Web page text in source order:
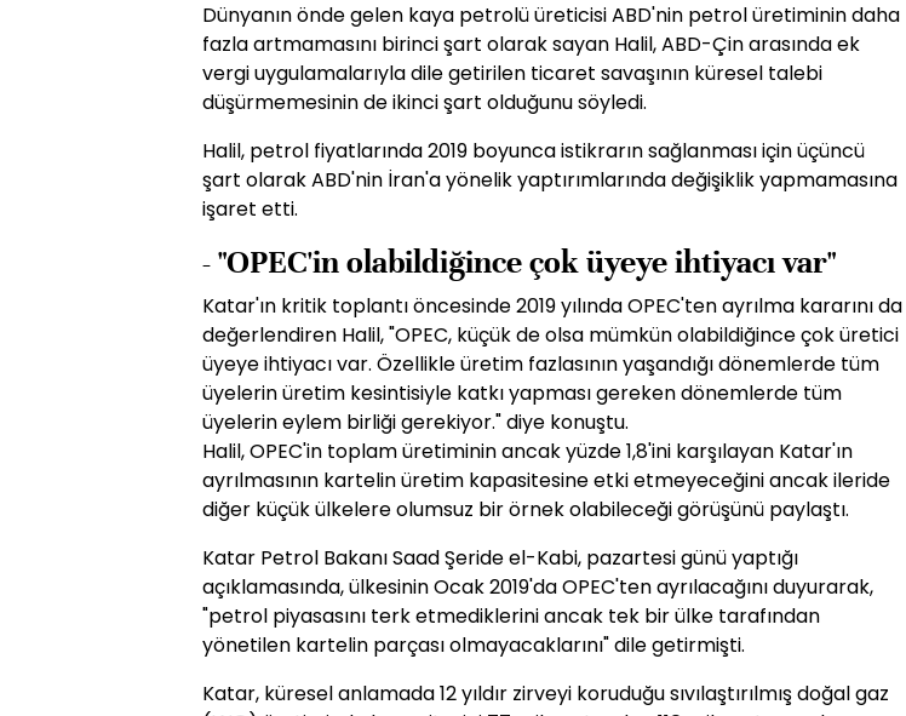
Dünyanın önde gelen kaya petrolü üreticisi ABD'nin petrol üretiminin daha
fazla artmamasını birinci şart olarak sayan Halil, ABD-Çin arasında ek
vergi uygulamalarıyla dile getirilen ticaret savaşının küresel talebi
düşürmemesinin de ikinci şart olduğunu söyledi.
Halil, petrol fiyatlarında 2019 boyunca istikrarın sağlanması için üçüncü
şart olarak ABD'nin İran'a yönelik yaptırımlarında değişiklik yapmamasına
işaret etti.
- "OPEC'in olabildiğince çok üyeye ihtiyacı var"
Katar'ın kritik toplantı öncesinde 2019 yılında OPEC'ten ayrılma kararını da
değerlendiren Halil, "OPEC, küçük de olsa mümkün olabildiğince çok üretici
üyeye ihtiyacı var. Özellikle üretim fazlasının yaşandığı dönemlerde tüm
üyelerin üretim kesintisiyle katkı yapması gereken dönemlerde tüm
üyelerin eylem birliği gerekiyor." diye konuştu.
Halil, OPEC'in toplam üretiminin ancak yüzde 1,8'ini karşılayan Katar'ın
ayrılmasının kartelin üretim kapasitesine etki etmeyeceğini ancak ileride
diğer küçük ülkelere olumsuz bir örnek olabileceği görüşünü paylaştı.
Katar Petrol Bakanı Saad Şeride el-Kabi, pazartesi günü yaptığı
açıklamasında, ülkesinin Ocak 2019'da OPEC'ten ayrılacağını duyurarak,
"petrol piyasasını terk etmediklerini ancak tek bir ülke tarafından
yönetilen kartelin parçası olmayacaklarını" dile getirmişti.
Katar, küresel anlamada 12 yıldır zirveyi koruduğu sıvılaştırılmış doğal gaz